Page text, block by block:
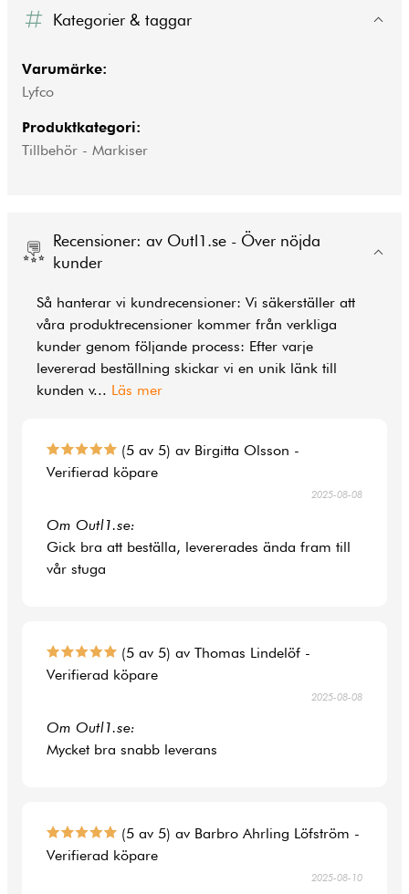
Kategorier & taggar
Varumärke:
Lyfco
Produktkategori:
Tillbehör - Markiser
Recensioner: av Outl1.se - Över nöjda
kunder
Så hanterar vi kundrecensioner: Vi säkerställer att
våra produktrecensioner kommer från verkliga
kunder genom följande process: Efter varje
levererad beställning skickar vi en unik länk till
kunden v... Läs mer
(5 av 5) av Birgitta Olsson -
Verifierad köpare
2025-08-08
Om Outl1.se:
Gick bra att beställa, levererades ända fram till
vår stuga
(5 av 5) av Thomas Lindelöf -
Verifierad köpare
2025-08-08
Om Outl1.se:
Mycket bra snabb leverans
(5 av 5) av Barbro Ahrling Löfström -
Verifierad köpare
2025-08-10